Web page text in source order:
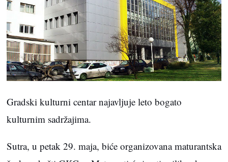
Gradski kulturni centar najavljuje leto bogato
kulturnim sadržajima.
Sutra, u petak 29. maja, biće organizovana maturantska